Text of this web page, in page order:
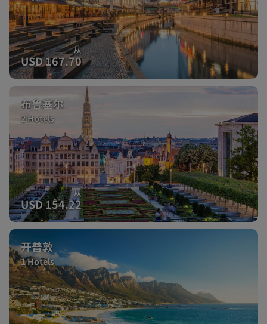
从
USD 167.70
布鲁塞尔
2 Hotels
从
USD 154.22
开普敦
1 Hotels